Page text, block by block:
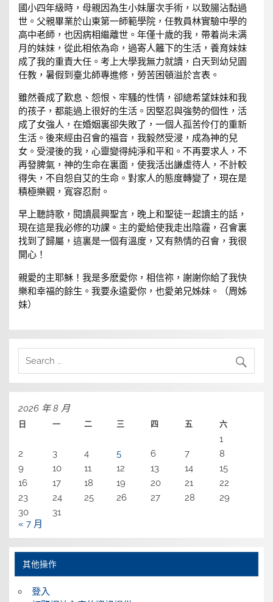
國小四年級時，母親因為生小妹屢次手術，以致腸沾黏過
世。父親畢業於山東第一師範學院，任教員林實驗中學的
高中老師，也因病相繼離世。年僅十歲的我，帶着尚未满
月的妹妹，從此相依為命，過寄人籬下的生活，養育妹妹
成了我的重責大任。考上大學我無力就讀，白天到幼兒園
任教，暑假到臺北師專進修，勞苦困頓溢於言表。
雖然養成了歎息、怨恨、牢騷的性情，卻總希望妹妹和我
的孩子，都能過上很好的生活。因堅忍與強勢的個性，活
成了女強人，在婚姻裏卻失敗了，一個人孤苦伶仃的重新
生活。後來經由召會的福音，我毅然受浸，成為神的兒
女。受浸後的我，心靈變得純淨和平和。不再要求人，不
再發脾氣，神的生命在裏面，使我活出謙虛待人，不計較
得失，不自怨自艾的生命。對家人的態度轉變了，現在是
積極樂觀，寬容忍耐。
早上聽詩歌，閱讀晨興聖言，晚上和聖徒ㄧ起讀主的話，
現在這是我必修的功課。主的愛給使我走出陰霾，召會裏
找到了歸屬，這裏是一個有溫度，又有熱情的召會，我很
開心！
親愛的主耶穌！我是多麽愛你，相信祢，謝謝你給了我快
樂和幸福的餘生。我要永遠愛你，也愛弟兄姊妹。（周姊
妹）
2026 年 8 月
日 一 二 三 四 五 六
1
2
3 4 5 6 7
8
9
10 11 12 13 14
15
16
17 18 19 20 21
22
23
24 25 26 27 28
29
30
31
« 7 月
其他操作
登入